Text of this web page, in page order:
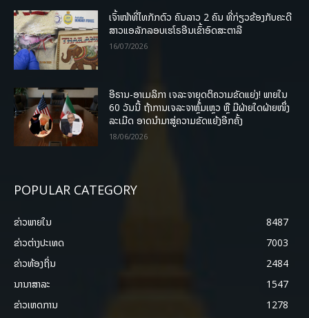
ເຈົ້າໜ້າທີ່ໄທກັກຕົວ ຄົນລາວ 2 ຄົນ ທີ່ກ່ຽວຂ້ອງກັບຄະດີ
ສາວແອລັກລອບເຮໂຣອີນເຂົ້າອົດສະຕາລີ
16/07/2026
ອີຣານ-ອາເມລິກາ ເຈລະຈາຍຸດຕິຄວາມຂັດແຍ່ງ! ພາຍໃນ
60 ວັນນີ້ ຖ້າການເຈລະຈາຫຼົ້ມເຫຼວ ຫຼື ມີຝ່າຍໃດຝ່າຍໜຶ່ງ
ລະເມີດ ອາດນໍາມາສູ່ຄວາມຂັດແຍ້ງອີກຄັ້ງ
18/06/2026
POPULAR CATEGORY
ຂ່າວພາຍ​ໃນ
8487
ຂ່າວຕ່າງປະເທດ
7003
ຂ່າວທ້ອງຖິ່ນ
2484
ນານາສາລະ
1547
ຂ່າວເຫດການ
1278